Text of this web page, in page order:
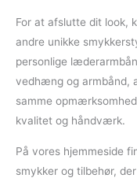
For at afslutte dit look,
andre unikke
personlige
vedhæng og armbånd,
samme
kvalitet og håndværk.
På vores hjemmeside
smykker og tilbehør,